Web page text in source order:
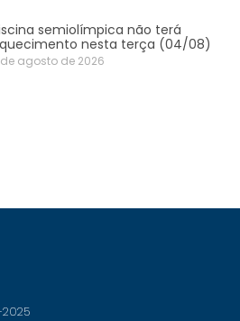
semiolímpica não terá
nesta terça (04/08)
agosto de 2026